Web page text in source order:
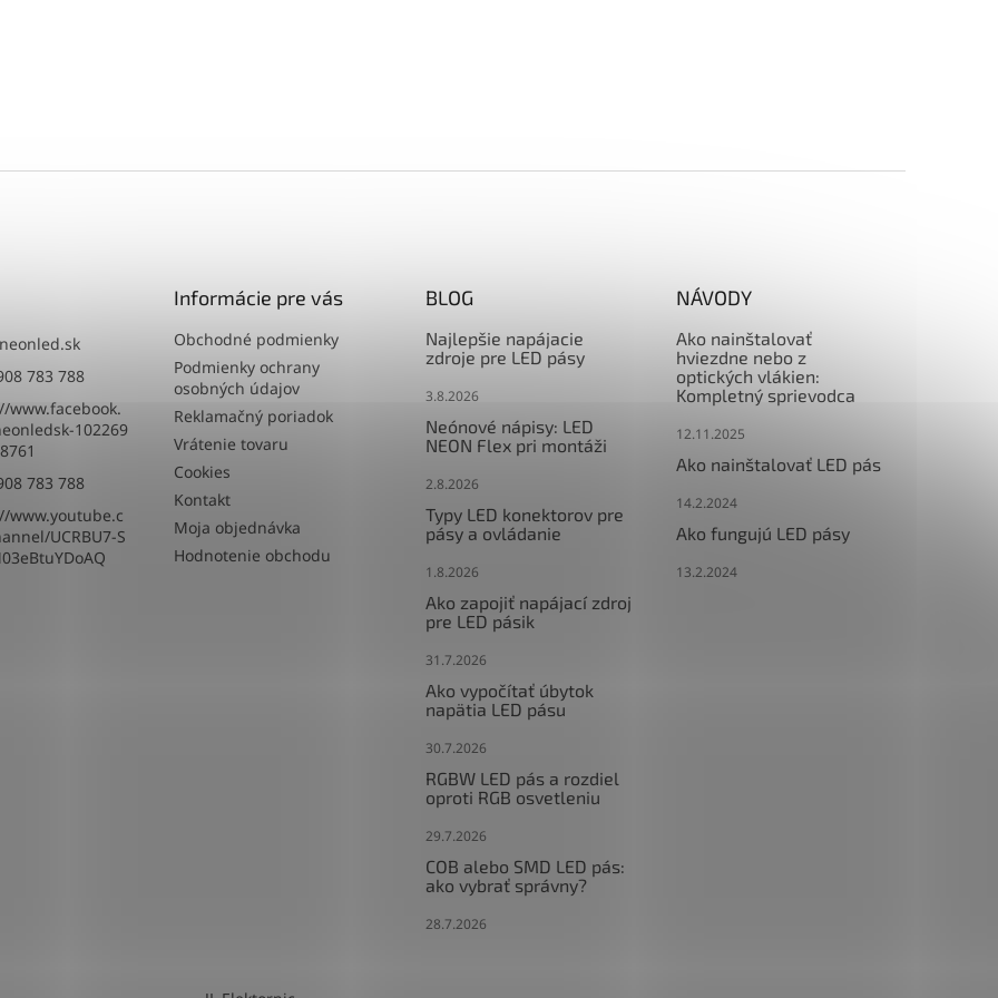
neonled.sk
783 788
www.facebook.
102269
783 788
www.youtube.c
UCRBU7-S
Informácie pre vás
Obchodné podmienky
Podmienky ochrany
osobných údajov
Reklamačný poriadok
Vrátenie tovaru
Cookies
Kontakt
Moja objednávka
Hodnotenie obchodu
BLOG
Najlepšie napájacie
zdroje pre LED pásy
3.8.2026
Neónové nápisy: LED
NEON Flex pri montáži
2.8.2026
Typy LED konektorov pre
pásy a ovládanie
1.8.2026
Ako zapojiť napájací zdroj
pre LED pásik
31.7.2026
Ako vypočítať úbytok
napätia LED pásu
30.7.2026
RGBW LED pás a rozdiel
oproti RGB osvetleniu
29.7.2026
COB alebo SMD LED pás:
ako vybrať správny?
28.7.2026
NÁVODY
Ako nainštalovať
hviezdne nebo z
optických vlákien:
Kompletný sprievodca
12.11.2025
Ako nainštalovať LED pás
14.2.2024
Ako fungujú LED pásy
13.2.2024